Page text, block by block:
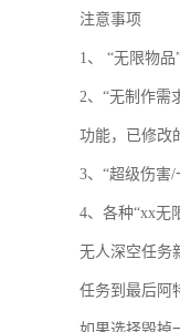
注意事项
1、 “无限物
2、“无制作需
功能，已修改
3、“超级伤害
4、各种“xx无
无人深空任务
任务到最后阿